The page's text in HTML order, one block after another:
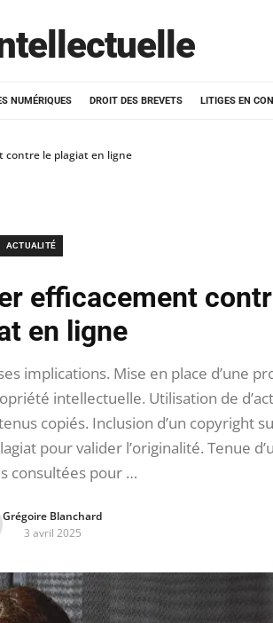
NUMÉRIQUES DROIT DES BREVETS LITIGES EN
contre le plagiat en ligne
ACTUALITÉ
efficacement
en ligne
implications. Mise en place d’une
intellectuelle. Utilisation de
copiés. Inclusion d’un copyright
pour valider l’originalité. Tenue
consultées pour …
Grégoire Blanchard
3 avril 2025